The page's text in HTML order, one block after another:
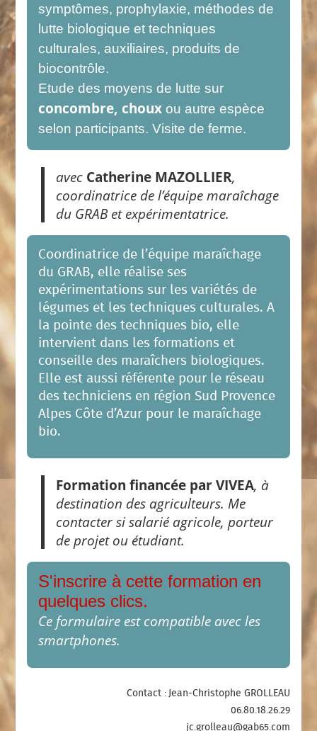
symptômes, prophylaxie, méthodes de
lutte biologique et techniques
culturales, auxiliaires, produits de
biocontrôle.
Etude des moyens de lutte sur
concombre, choux ou autre espèce
selon participants. Visite de ferme.
avec Catherine MAZOLLIER,
coordinatrice de l’équipe maraîchage
du GRAB et expérimentatrice.
Coordinatrice de l’équipe maraîchage
du GRAB, elle réalise ses
expérimentations sur les variétés de
légumes et les techniques culturales. A
la pointe des techniques bio, elle
intervient dans les formations et
conseille des maraîchers biologiques.
Elle est aussi référente pour le réseau
des techniciens en région Sud Provence
Alpes Côte d’Azur pour le maraîchage
bio.
Formation financée par VIVEA, à
destination des agriculteurs. Me
contacter si salarié agricole, porteur
de projet ou étudiant.
S'inscrire à cette formation en
quelques clics.
Ce formulaire est compatible avec les
smartphones.
Contact : Jean-Christophe GROLLEAU
06.80.18.26.29
jc.grolleau@gab65.com